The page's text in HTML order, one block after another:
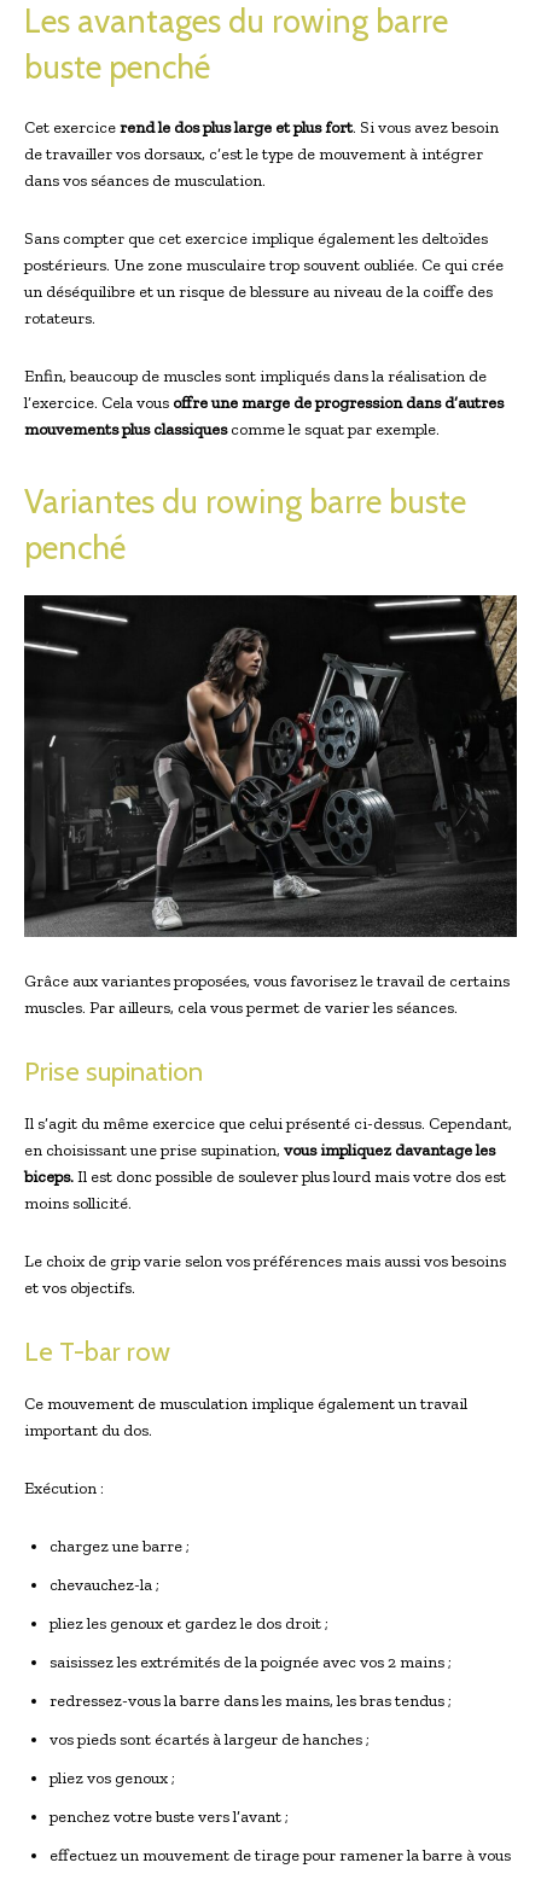
Les avantages du rowing barre
buste penché
Cet exercicerend le dos plus large et plus fort. Si vous avez besoin
de travailler vos dorsaux, c’est le type de mouvement à intégrer
dans vos séances de musculation.
Sans compter que cet exercice implique également les deltoïdes
postérieurs. Une zone musculaire trop souvent oubliée. Ce qui crée
un déséquilibre et un risque de blessure au niveau de la coiffe des
rotateurs.
Enfin, beaucoup de muscles sont impliqués dans la réalisation de
l’exercice. Cela vous offre une marge de progression dans d’autres
mouvements plus classiquescomme le squat par exemple.
Variantes du rowing barre buste
penché
Grâce aux variantes proposées, vous favorisez le travail de certains
muscles. Par ailleurs, cela vous permet de varier les séances.
Prise supination
Il s’agit du même exercice que celui présenté ci-dessus. Cependant,
en choisissant une prise supination, vous impliquez davantage les
biceps.Il est donc possible de soulever plus lourd mais votre dos est
moins sollicité.
Le choix de grip varie selon vos préférences mais aussi vos besoins
et vos objectifs.
Le T-bar row
Ce mouvement de musculation implique également un travail
important du dos.
Exécution :
chargez une barre ;
chevauchez-la ;
pliez les genoux et gardez le dos droit ;
saisissez les extrémités de la poignée avec vos 2 mains ;
redressez-vous la barre dans les mains, les bras tendus ;
vos pieds sont écartés à largeur de hanches ;
pliez vos genoux ;
penchez votre buste vers l’avant ;
effectuez un mouvement de tirage pour ramener la barre à vous